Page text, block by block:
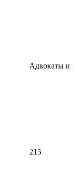
Адвокаты и
215